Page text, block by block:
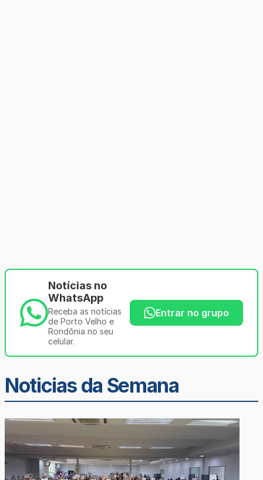
Notícias no
WhatsApp
Receba as notícias
de Porto Velho e
Rondônia no seu
celular.
Entrar no grupo
Noticias da Semana